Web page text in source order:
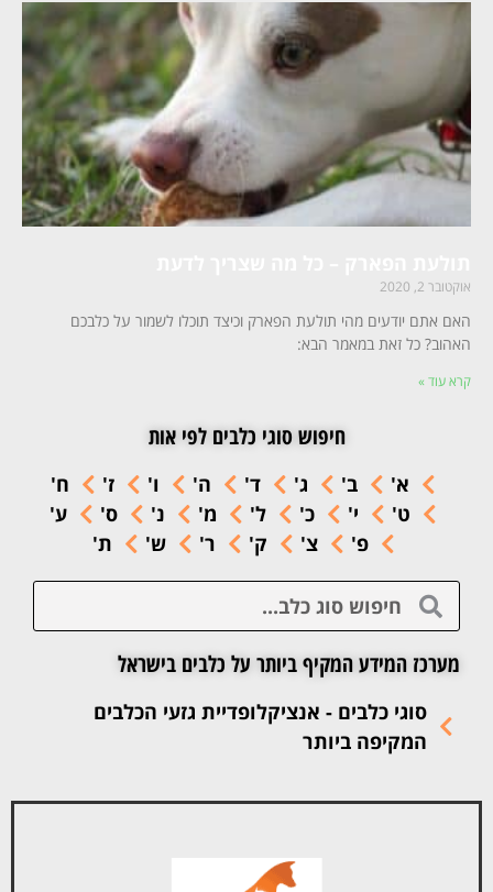
אוקטובר 2, 2020
האם אתם יודעים מהי תולעת הפארק וכיצד תוכלו לשמור על כלבכם
האהוב? כל זאת במאמר הבא:
קרא עוד »
חיפוש סוגי כלבים לפי אות
א' ב' ג' ד' ה' ו' ז'
ח'
ט'
י' כ' ל' מ' נ' ס'
ע'
פ'
צ' ק' ר' ש' ת'
מערכז המידע המקיף ביותר על כלבים בישראל
סוגי כלבים - אנציקלופדיית גזעי הכלבים
המקיפה ביותר